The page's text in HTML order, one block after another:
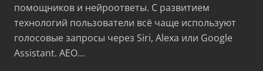
помощников и нейроответы. С развитием
технологий пользователи всё чаще используют
голосовые запросы через Siri, Alexa или Google
Assistant. AEO…